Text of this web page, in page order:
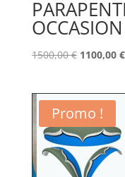
OCCASION
1500,00€ Le
initial
était :
1500,00 €.
1100,00 €
Promo !